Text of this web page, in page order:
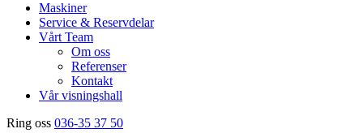
Maskiner
Service & Reservdelar
Vårt Team
Om oss
Referenser
Kontakt
Vår visningshall
Ring oss 036-35 37 50